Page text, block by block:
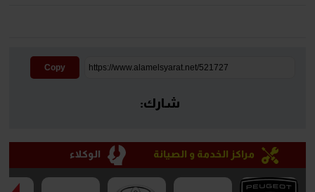
Copy
شارك:
مراكز الخدمة و الصيانة الوكلاء